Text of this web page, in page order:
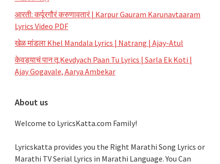
आरती: कर्पूरगौरं करुणावतारं | Karpur Gauram Karunavtaaram
Lyrics Video PDF
खेळ मांडला Khel Mandala Lyrics | Natrang | Ajay-Atul
केवड्याचं पान तू Kevdyach Paan Tu Lyrics | Sarla Ek Koti |
Ajay Gogavale, Aarya Ambekar
About us
Welcome to LyricsKatta.com Family!
Lyricskatta provides you the Right Marathi Song Lyrics or
Marathi TV Serial Lyrics in Marathi Language. You Can